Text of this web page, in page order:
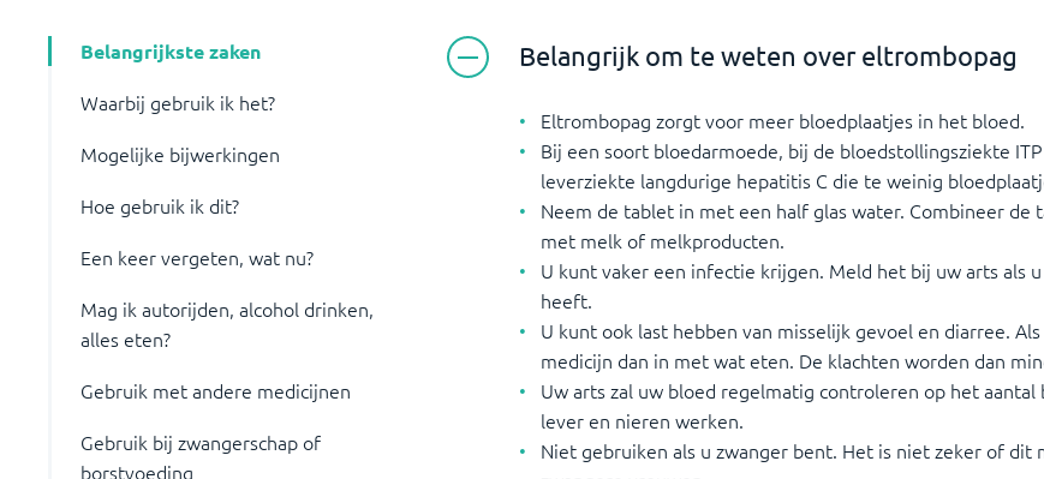
Belangrijkste zaken
Waarbij gebruik ik het?
Mogelijke bijwerkingen
Hoe gebruik ik dit?
Een keer vergeten, wat nu?
Mag ik autorijden, alcohol drinken,
alles eten?
Gebruik met andere medicijnen
Gebruik bij zwangerschap of
borstvoeding
Belangrijk om te weten over eltrombopag
Eltrombopag zorgt voor meer bloedplaatjes in het bloed.
Bij een soort bloedarmoede, bij de bloedstollingsziekte
leverziekte langdurige hepatitis C die te weinig
Neem de tablet in met een half glas water. Combineer de
met melk of melkproducten.
U kunt vaker een infectie krijgen. Meld het bij uw arts als
heeft.
U kunt ook last hebben van misselijk gevoel en diarree.
medicijn dan in met wat eten. De klachten worden dan
Uw arts zal uw bloed regelmatig controleren op het
lever en nieren werken.
Niet gebruiken als u zwanger bent. Het is niet zeker of dit